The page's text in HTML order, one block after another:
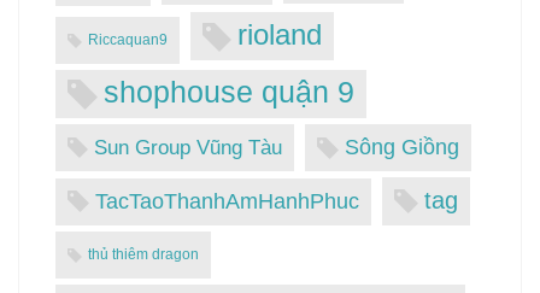
Riccaquan9
rioland
shophouse quận 9
Sun Group Vũng Tàu Sông Giồng
TacTaoThanhAmHanhPhuc tag
thủ thiêm dragon